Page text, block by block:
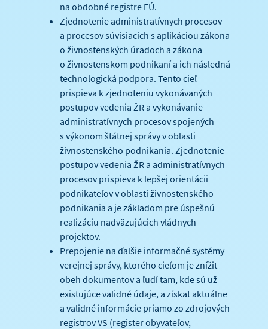
na obdobné registre EÚ.
Zjednotenie administratívnych procesov
a procesov súvisiacich s aplikáciou zákona
o živnostenských úradoch a zákona
o živnostenskom podnikaní a ich následná
technologická podpora. Tento cieľ
prispieva k zjednoteniu vykonávaných
postupov vedenia ŽR a vykonávanie
administratívnych procesov spojených
s výkonom štátnej správy v oblasti
živnostenského podnikania. Zjednotenie
postupov vedenia ŽR a administratívnych
procesov prispieva k lepšej orientácii
podnikateľov v oblasti živnostenského
podnikania a je základom pre úspešnú
realizáciu nadväzujúcich vládnych
projektov.
Prepojenie na ďalšie informačné systémy
verejnej správy, ktorého cieľom je znížiť
obeh dokumentov a ľudí tam, kde sú už
existujúce validné údaje, a získať aktuálne
a validné informácie priamo zo zdrojových
registrov VS (register obyvateľov,